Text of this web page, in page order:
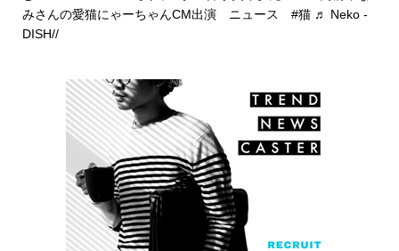
みさんの愛猫にゃーちゃんCM出演 ニュース #猫 ♬ Neko -
DISH//